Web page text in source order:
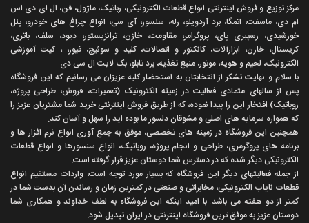
مرکز توزیع و فروش اینترنتی انواع قطعات الکترونیکی، رباتیک، ماژول، فن، ال ای دی اس
ام دی، ماسفت، اتمگا، برد آردوینو، رله، سنسور، آی سی، انواع چراغ های خودرو، پنل
خورشیدی، رسپبری پای، پروگرامر، مقاومت، خازن، ترانزیستور، دیود، سلف، باتری،
کریستال، خازن، ابزارآلات، کانکتور و اتصالات، کلید و سوئیچ، فیوز، ، کیت آموزشی
الکترونیک، لحیم و هویه، موتور، منبع تغذیه، برد تابلو، بک لایت ال سی دی
با سلام و نهايت تشکر از انتخابتان به استحضار کليه عزيزان می رسانيم که اين فروشگاه
پس از سالهای متمادی فعاليت در زمينه الکترونيک (تعميرات، فروش، طراحی پروژه،
روباتيک) افتخار اين را پيدا نموده، که از طريق فروش اينترنتی خريد شما مشتريان عزيز را
که همواره سرمايه های اصلی و مشوقان دلسوز ما بوده ايد را سهل و آسان کند.
همچنين اين فروشگاه در زمينه های تخصصی، موفق به جمع آوری انواع نرم افزار ها و
برنامه های پروگرمری، طراحی و انجام پروژه، روباتيک، انواع سنسورها و انواع قطعات
الکترونيکی ديگر شده که در دسترس شما دوستان عزيز قرار گرفته است.
از جمله فعاليتهای ديگر اين فروشگاه که بسيار مورد توجه است، واردات مستقیم انواع
قطعات ناياب الکترونيکی، مخابراتی و صنعتی در کمترين زمان و رساندن آن بدست شما در
کمتر از دو هفته می باشد. با اميد اينکه اين فروشگاه به لطف خداوند و همکاری شما
دوستان عزيز به موفق ترين فروشگاه اینترنتی در ایران تبديل شود.